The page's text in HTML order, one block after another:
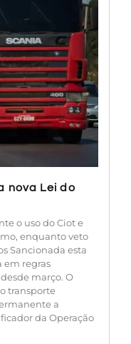
nova Lei do
o uso do Ciot e
enquanto veto
Sancionada esta
em regras
março. O
transporte
a
da Operação